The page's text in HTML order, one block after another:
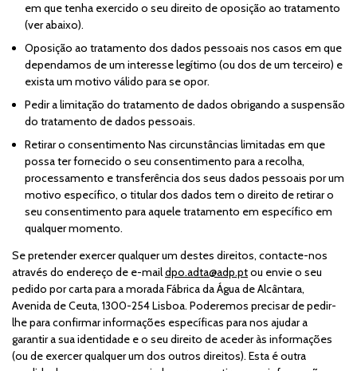
em que tenha exercido o seu direito de oposição ao tratamento
(ver abaixo).
Oposição ao tratamento dos dados pessoais nos casos em que
dependamos de um interesse legítimo (ou dos de um terceiro) e
exista um motivo válido para se opor.
Pedir a limitação do tratamento de dados obrigando a suspensão
do tratamento de dados pessoais.
Retirar o consentimento Nas circunstâncias limitadas em que
possa ter fornecido o seu consentimento para a recolha,
processamento e transferência dos seus dados pessoais por um
motivo específico, o titular dos dados tem o direito de retirar o
seu consentimento para aquele tratamento em específico em
qualquer momento.
Se pretender exercer qualquer um destes direitos, contacte-nos
através do endereço de e-maildpo.adta@adp.ptou envie o seu
pedido por carta para a morada Fábrica da Água de Alcântara,
Avenida de Ceuta, 1300-254 Lisboa. Poderemos precisar de pedir-
lhe para confirmar informações específicas para nos ajudar a
garantir a sua identidade e o seu direito de aceder às informações
(ou de exercer qualquer um dos outros direitos). Esta é outra